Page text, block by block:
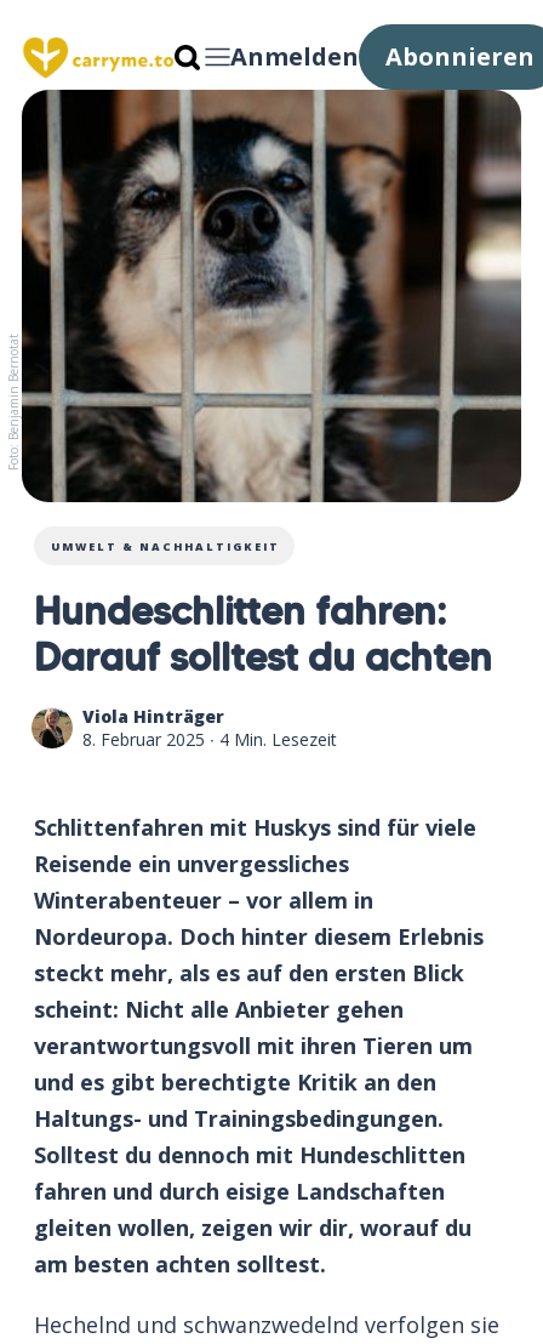
Anmelden Abonnieren
Foto: Benjamin Bernotat
UMWELT & NACHHALTIGKEIT
Hundeschlitten fahren:
Darauf solltest du achten
Viola Hinträger
8. Februar 2025 ∙ 4 Min. Lesezeit
Schlittenfahren mit Huskys sind für viele
Reisende ein unvergessliches
Winterabenteuer – vor allem in
Nordeuropa. Doch hinter diesem Erlebnis
steckt mehr, als es auf den ersten Blick
scheint: Nicht alle Anbieter gehen
verantwortungsvoll mit ihren Tieren um
und es gibt berechtigte Kritik an den
Haltungs- und Trainingsbedingungen.
Solltest du dennoch mit Hundeschlitten
fahren und durch eisige Landschaften
gleiten wollen, zeigen wir dir, worauf du
am besten achten solltest.
Hechelnd und schwanzwedelnd verfolgen sie